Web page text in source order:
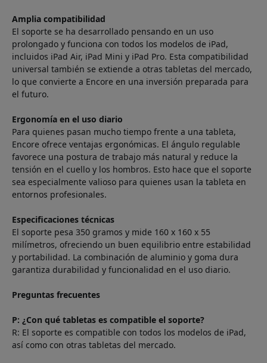
Amplia compatibilidad
El soporte se ha desarrollado pensando en un uso
prolongado y funciona con todos los modelos de iPad,
incluidos iPad Air, iPad Mini y iPad Pro. Esta compatibilidad
universal también se extiende a otras tabletas del mercado,
lo que convierte a Encore en una inversión preparada para
el futuro.
Ergonomía en el uso diario
Para quienes pasan mucho tiempo frente a una tableta,
Encore ofrece ventajas ergonómicas. El ángulo regulable
favorece una postura de trabajo más natural y reduce la
tensión en el cuello y los hombros. Esto hace que el soporte
sea especialmente valioso para quienes usan la tableta en
entornos profesionales.
Especificaciones técnicas
El soporte pesa 350 gramos y mide 160 x 160 x 55
milímetros, ofreciendo un buen equilibrio entre estabilidad
y portabilidad. La combinación de aluminio y goma dura
garantiza durabilidad y funcionalidad en el uso diario.
Preguntas frecuentes
P: ¿Con qué tabletas es compatible el soporte?
R: El soporte es compatible con todos los modelos de iPad,
así como con otras tabletas del mercado.